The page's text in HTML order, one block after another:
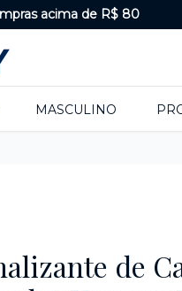
acima de R$ 80
MASCULINO
de